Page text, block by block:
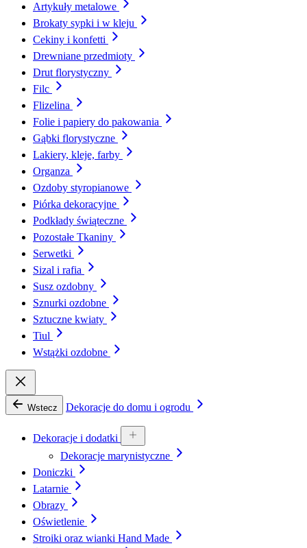
Artykuły metalowe
Brokaty sypki i w kleju
Cekiny i konfetti
Drewniane przedmioty
Drut florystyczny
Filc
Flizelina
Folie i papiery do pakowania
Gąbki florystyczne
Lakiery, kleje, farby
Organza
Ozdoby styropianowe
Piórka dekoracyjne
Podkłady świąteczne
Pozostałe Tkaniny
Serwetki
Sizal i rafia
Susz ozdobny
Sznurki ozdobne
Sztuczne kwiaty
Tiul
Wstążki ozdobne
Wstecz Dekoracje do domu i ogrodu
Dekoracje i dodatki
Dekoracje marynistyczne
Doniczki
Latarnie
Obrazy
Oświetlenie
Stroiki oraz wianki Hand Made